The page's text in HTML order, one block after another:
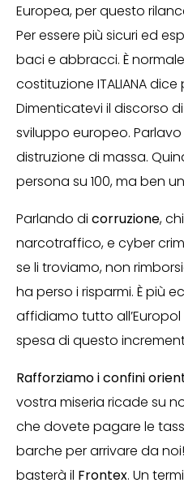
Europea, per questo
Per essere più sicuri ed
baci e abbracci. È
costituzione ITALIANA
Dimenticatevi il discorso
sviluppo europeo. Parlavo
distruzione di massa.
persona su 100, ma ben
Parlando di corruzione,
narcotraffico, e cyber
se li troviamo, non
ha perso i risparmi. È più
affidiamo tutto
spesa di questo
Rafforziamo i confini
vostra miseria ricade su
che dovete pagare le
barche per arrivare da
basterà il Frontex. Un